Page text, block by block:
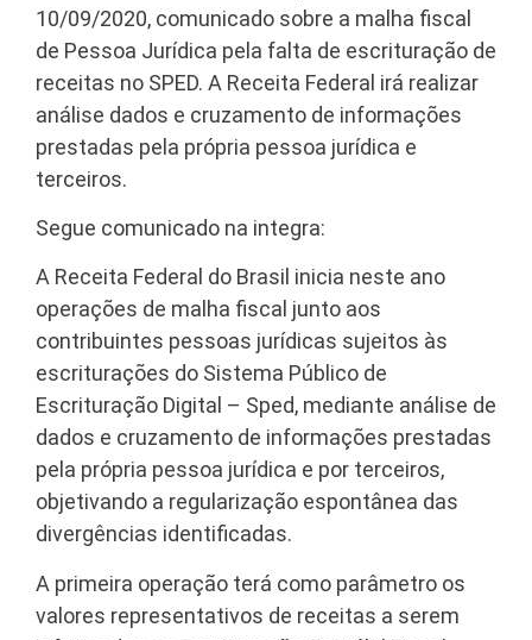
10/09/2020, comunicado sobre a malha fiscal
de Pessoa Jurídica pela falta de escrituração de
receitas no SPED. A Receita Federal irá realizar
análise dados e cruzamento de informações
prestadas pela própria pessoa jurídica e
terceiros.
Segue comunicado na integra:
A Receita Federal do Brasil inicia neste ano
operações de malha fiscal junto aos
contribuintes pessoas jurídicas sujeitos às
escriturações do Sistema Público de
Escrituração Digital – Sped, mediante análise de
dados e cruzamento de informações prestadas
pela própria pessoa jurídica e por terceiros,
objetivando a regularização espontânea das
divergências identificadas.
A primeira operação terá como parâmetro os
valores representativos de receitas a serem